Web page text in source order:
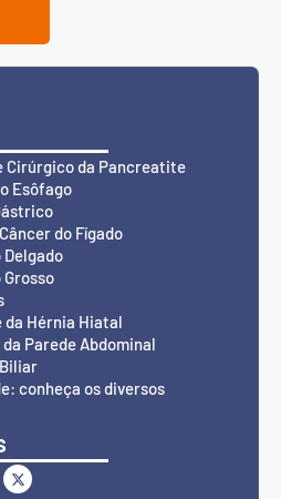
Cirúrgico da Pancreatite
Esôfago
do Fígado
da Hérnia Hiatal
Parede Abdominal
conheça os diversos